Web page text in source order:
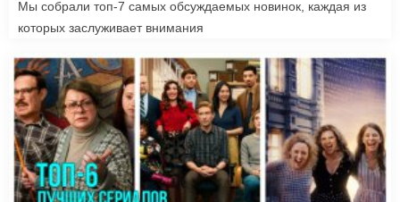
Мы собрали топ-7 самых обсуждаемых новинок, каждая из
которых заслуживает внимания